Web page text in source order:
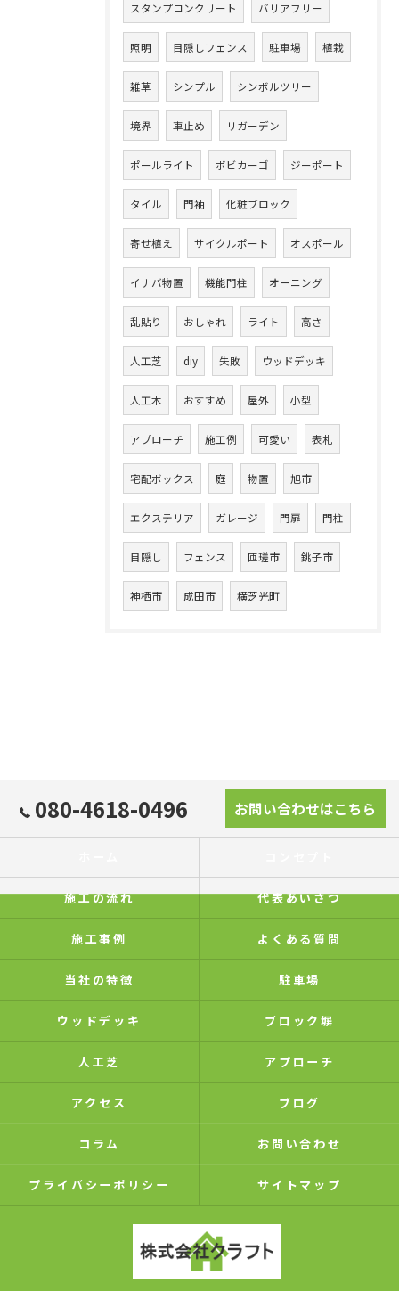
スタンプコンクリート バリアフリー
照明 目隠しフェンス 駐車場 植栽
雑草 シンプル シンボルツリー
境界 車止め リガーデン
ポールライト ボビカーゴ ジーポート
タイル 門袖 化粧ブロック
寄せ植え サイクルポート オスポール
イナバ物置 機能門柱 オーニング
乱貼り おしゃれ ライト 高さ
人工芝 diy 失敗 ウッドデッキ
人工木 おすすめ 屋外 小型
アプローチ 施工例 可愛い 表札
宅配ボックス 庭 物置 旭市
エクステリア ガレージ 門扉 門柱
目隠し フェンス 匝瑳市 銚子市
神栖市 成田市 横芝光町
080-4618-0496 お問い合わせはこちら
施工の流れ 代表あいさつ
施工事例 よくある質問
当社の特徴 駐車場
ウッドデッキ ブロック塀
人工芝 アプローチ
アクセス ブログ
コラム お問い合わせ
プライバシーポリシー サイトマップ